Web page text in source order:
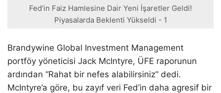
Fed’in Faiz Hamlesine Dair Yeni İşaretler Geldi!
Piyasalarda Beklenti Yükseldi - 1
Brandywine Global Investment Management
portföy yöneticisi Jack McIntyre, ÜFE raporunun
ardından “Rahat bir nefes alabilirsiniz” dedi.
McIntyre’a göre, bu zayıf veri Fed’in daha agresif bir